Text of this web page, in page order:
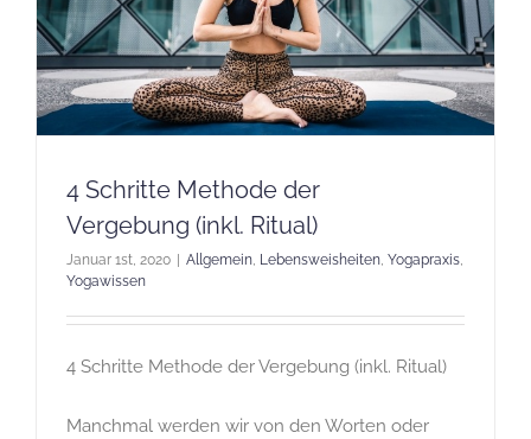
4 Schritte Methode der
Vergebung (inkl. Ritual)
Januar 1st, 2020 Allgemein, Lebensweisheiten, Yogapraxis,
Yogawissen
4 Schritte Methode der Vergebung (inkl. Ritual)
Manchmal werden wir von den Worten oder